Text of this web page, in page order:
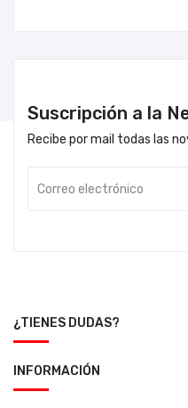
Suscripción a la
Recibe por mail todas las
¿TIENES DUDAS?
INFORMACIÓN